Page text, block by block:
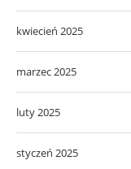
kwiecień 2025
marzec 2025
luty 2025
styczeń 2025